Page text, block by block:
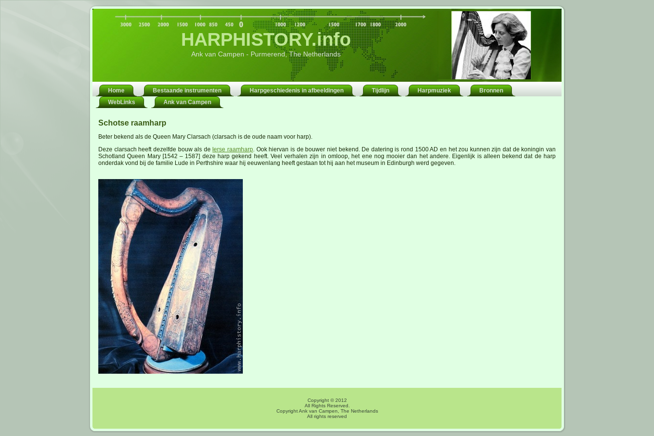
HARPHISTORY.info
Ank van Campen - Purmerend, The Netherlands
Home Bestaande instrumenten Harpgeschiedenis in afbeeldingen Tijdlijn Harpmuziek
Bronnen
WebLinks
Ank van Campen
Schotse raamharp
Beter bekend als de Queen Mary Clarsach (clarsach is de oude naam voor harp).
Deze clarsach heeft dezelfde bouw als de Ierse raamharp. Ook hiervan is de bouwer niet bekend. De datering is rond 1500 AD en het zou kunnen zijn dat de koningin van
Schotland Queen Mary [1542 – 1587] deze harp gekend heeft. Veel verhalen zijn in omloop, het ene nog mooier dan het andere. Eigenlijk is alleen bekend dat de harp
onderdak vond bij de familie Lude in Perthshire waar hij eeuwenlang heeft gestaan tot hij aan het museum in Edinburgh werd gegeven.
Copyright © 2012
All Rights Reserved.
Copyright Ank van Campen, The Netherlands
All rights reserved